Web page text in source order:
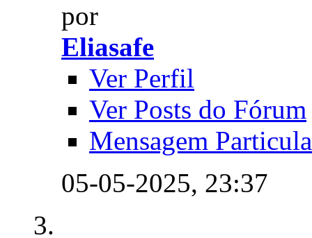
por
Eliasafe
Ver Perfil
Ver Posts do Fórum
Mensagem
05-05-2025, 23:37